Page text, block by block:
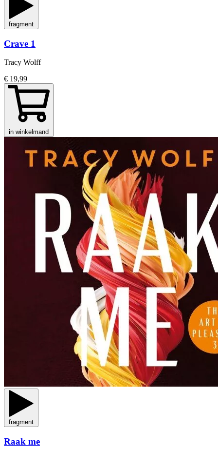
fragment
Crave 1
Tracy Wolff
€ 19,99
in winkelmand
fragment
Raak me